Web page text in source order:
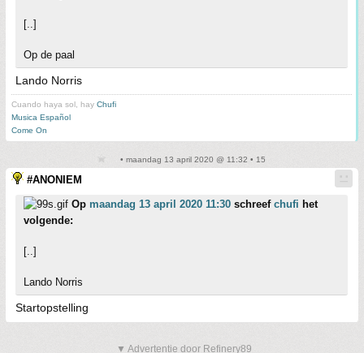
[..]
Op de paal
Lando Norris
Cuando haya sol, hay Chufi
Musica Español
Come On
• maandag 13 april 2020 @ 11:32 • 15
#ANONIEM
Op maandag 13 april 2020 11:30 schreef chufi het
volgende:
[..]
Lando Norris
Startopstelling
▼ Advertentie door Refinery89